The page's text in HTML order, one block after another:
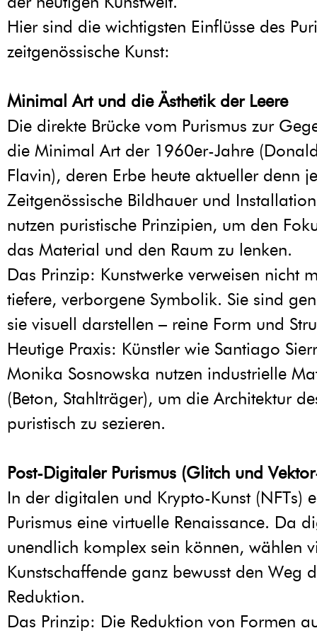
Hier sind die wichtigsten Einflüsse des
zeitgenössische Kunst:
Minimal Art und die Ästhetik der Leere
Die direkte Brücke vom Purismus zur
die Minimal Art der 1960er-Jahre
Flavin), deren Erbe heute aktueller denn
Zeitgenössische Bildhauer und
nutzen puristische Prinzipien, um den
das Material und den Raum zu lenken.
Das Prinzip: Kunstwerke verweisen nicht
tiefere, verborgene Symbolik. Sie sind
sie visuell darstellen – reine Form und
Heutige Praxis: Künstler wie Santiago
Monika Sosnowska nutzen industrielle
(Beton, Stahlträger), um die Architektur
puristisch zu sezieren.
Post-Digitaler Purismus (Glitch und
In der digitalen und Krypto-Kunst (NFTs)
Purismus eine virtuelle Renaissance. Da
unendlich komplex sein können, wählen
Kunstschaffende ganz bewusst den Weg
Reduktion.
Das Prinzip: Die Reduktion von Formen